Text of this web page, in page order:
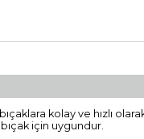
kolay ve hızlı
için uygundur.